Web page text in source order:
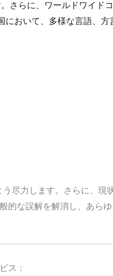
さらに、ワールドワイド
おいて、多様な言語、方
尽力します。さらに、現
的な誤解を解消し、あらゆ
ス：